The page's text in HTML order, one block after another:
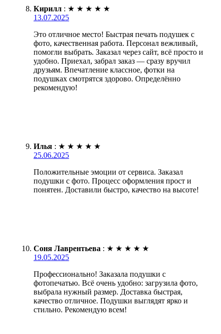
Кирилл : ★ ★ ★ ★ ★
13.07.2025
Это отличное место! Быстрая печать подушек с
фото, качественная работа. Персонал вежливый,
помогли выбрать. Заказал через сайт, всё просто и
удобно. Приехал, забрал заказ — сразу вручил
друзьям. Впечатление классное, фотки на
подушках смотрятся здорово. Определённо
рекомендую!
Илья : ★ ★ ★ ★ ★
25.06.2025
Положительные эмоции от сервиса. Заказал
подушки с фото. Процесс оформления прост и
понятен. Доставили быстро, качество на высоте!
Соня Лаврентьева : ★ ★ ★ ★ ★
19.05.2025
Профессионально! Заказала подушки с
фотопечатью. Всё очень удобно: загрузила фото,
выбрала нужный размер. Доставка быстрая,
качество отличное. Подушки выглядят ярко и
стильно. Рекомендую всем!